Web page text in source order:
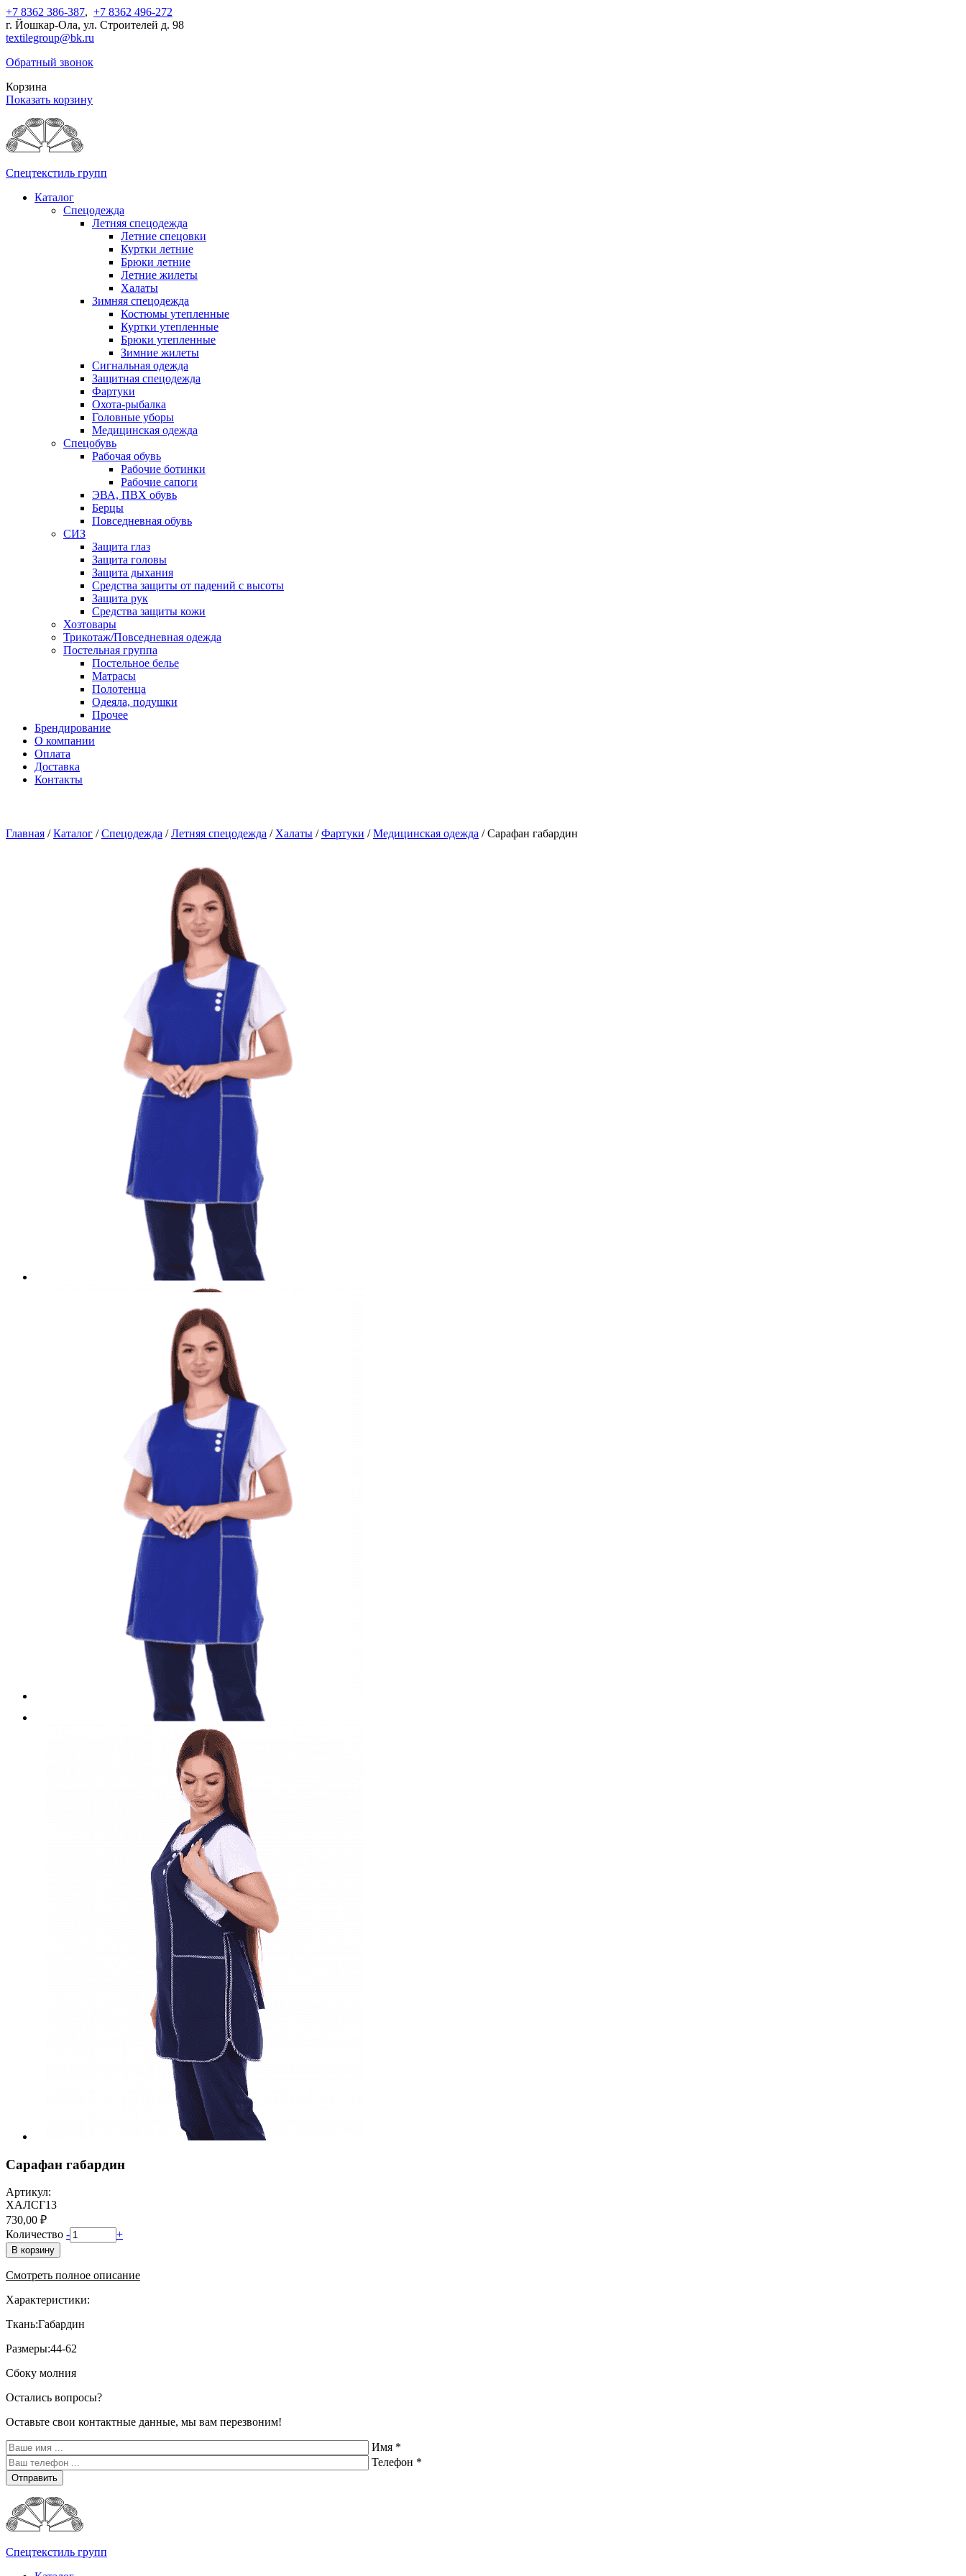
+7 8362 386-387, +7 8362 496-272
г. Йошкар-Ола, ул. Строителей д. 98
textilegroup@bk.ru
Обратный звонок
Корзина
Показать корзину
Спецтекстиль групп
Каталог
Спецодежда
Летняя спецодежда
Летние спецовки
Куртки летние
Брюки летние
Летние жилеты
Халаты
Зимняя спецодежда
Костюмы утепленные
Куртки утепленные
Брюки утепленные
Зимние жилеты
Сигнальная одежда
Защитная спецодежда
Фартуки
Охота-рыбалка
Головные уборы
Медицинская одежда
Спецобувь
Рабочая обувь
Рабочие ботинки
Рабочие сапоги
ЭВА, ПВХ обувь
Берцы
Повседневная обувь
СИЗ
Защита глаз
Защита головы
Защита дыхания
Средства защиты от падений с высоты
Защита рук
Средства защиты кожи
Хозтовары
Трикотаж/Повседневная одежда
Постельная группа
Постельное белье
Матрасы
Полотенца
Одеяла, подушки
Прочее
Брендирование
О компании
Оплата
Доставка
Контакты
Главная / Каталог / Спецодежда / Летняя спецодежда / Халаты / Фартуки / Медицинская одежда / Сарафан габардин
Сарафан габардин
Артикул:
ХАЛСГ13
730,00 ₽
Количество - +
В корзину
Смотреть полное описание
Характеристики:
Ткань:Габардин
Размеры:44-62
Сбоку молния
Остались вопросы?
Оставьте свои контактные данные, мы вам перезвоним!
Имя *
Телефон *
Отправить
Спецтекстиль групп